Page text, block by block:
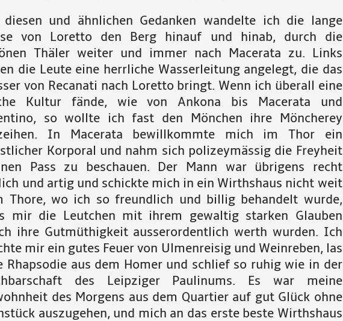
und ähnlichen Gedanken wandelte ich die lange
von Loretto den Berg hinauf und hinab, durch die
Thäler weiter und immer nach Macerata zu. Links
die Leute eine herrliche Wasserleitung angelegt, die das
von Recanati nach Loretto bringt. Wenn ich überall eine
Kultur fände, wie von Ankona bis Macerata und
so wollte ich fast den Mönchen ihre Möncherey
In Macerata bewillkommte mich im Thor ein
Korporal und nahm sich polizeymässig die Freyheit
Pass zu beschauen. Der Mann war übrigens recht
und artig und schickte mich in ein Wirthshaus nicht weit
Thore, wo ich so freundlich und billig behandelt wurde,
mir die Leutchen mit ihrem gewaltig starken Glauben
ihre Gutmüthigkeit ausserordentlich werth wurden. Ich
mir ein gutes Feuer von Ulmenreisig und Weinreben, las
Rhapsodie aus dem Homer und schlief so ruhig wie in der
des Leipziger Paulinums. Es war meine
des Morgens aus dem Quartier auf gut Glück ohne
auszugehen, und mich an das erste beste Wirthshaus